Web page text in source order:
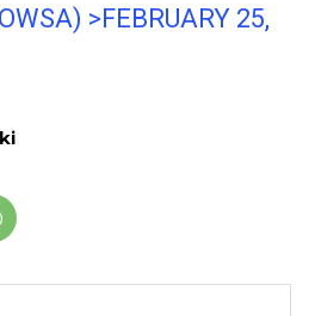
>FEBRUARY 25,